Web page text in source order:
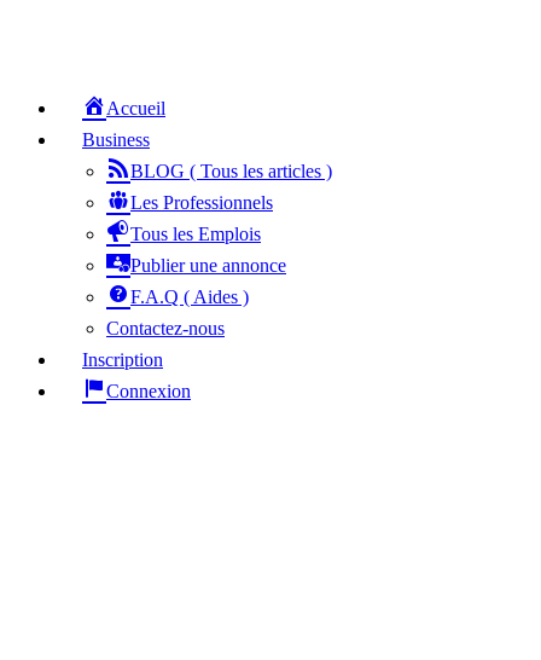
Accueil
Business
BLOG ( Tous les articles )
Les Professionnels
Tous les Emplois
Publier une annonce
F.A.Q ( Aides )
Contactez-nous
Inscription
Connexion